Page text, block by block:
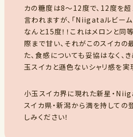
カの糖度は8～12度で、12度を超
言われますが、「Niigataルビー
なんと15度！！これはメロンと同
際まで甘い、それがこのスイカの
た、食感についても妥協はなく、
玉スイカと遜色ないシャリ感を実
小玉スイカ界に現れた新星・
スイカ県・新潟から満を持しての
しみください！